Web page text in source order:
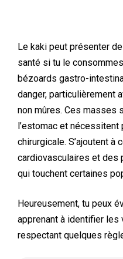
Le kaki peut présenter
santé si tu le
bézoards gastro-
danger, particulièrement
non mûres. Ces masses
l’estomac et
chirurgicale. S’ajoutent à
cardiovasculaires et des
qui touchent certaines
Heureusement, tu peux
apprenant à identifier
respectant quelques